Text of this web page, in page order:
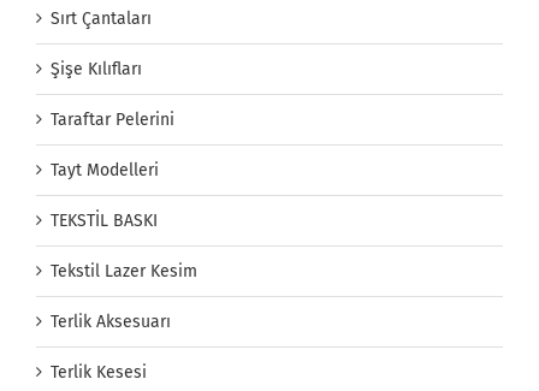
Sırt Çantaları
Şişe Kılıfları
Taraftar Pelerini
Tayt Modelleri
TEKSTİL BASKI
Tekstil Lazer Kesim
Terlik Aksesuarı
Terlik Kesesi